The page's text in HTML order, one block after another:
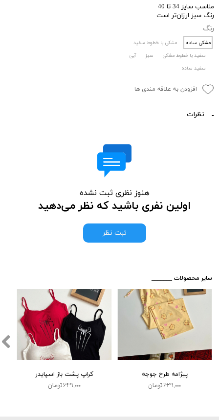
مناسب سایز 34 تا 40
رنگ سبز ارزان‌تر است
رنگ
مشکی ساده
مشکی با خطوط سفید
سفید با خطوط مشکی
سبز
آبی
سفید ساده
افزودن به علاقه مندی ها
نظرات
هنوز نظری ثبت نشده
اولین نفری باشید که نظر می‌دهید
ثبت نظر
کراپ پشت باز اسپایدر
۶۴۹,۰۰۰ تومان
پیژامه طرح جوجه
۶۲۹,۰۰۰ تومان
​_______ سایر محصولات